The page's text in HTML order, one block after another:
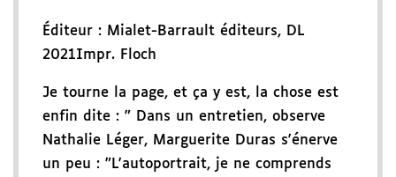
Éditeur : Mialet-Barrault éditeurs, DL
2021Impr. Floch
Je tourne la page, et ça y est, la chose est
enfin dite : " Dans un entretien, observe
Nathalie Léger, Marguerite Duras s'énerve
un peu : "L'autoportrait, je ne comprends